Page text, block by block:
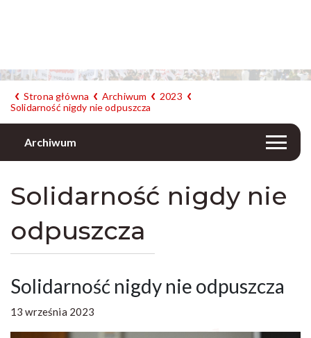
Strona główna Archiwum
2023
Solidarność nigdy nie odpuszcza
Archiwum
Solidarność nigdy nie
odpuszcza
Solidarność nigdy nie odpuszcza
13 września 2023